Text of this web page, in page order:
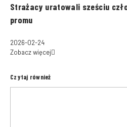
Strażacy uratowali sześciu
promu
2026-02-24
Zobacz więcej
Czytaj również